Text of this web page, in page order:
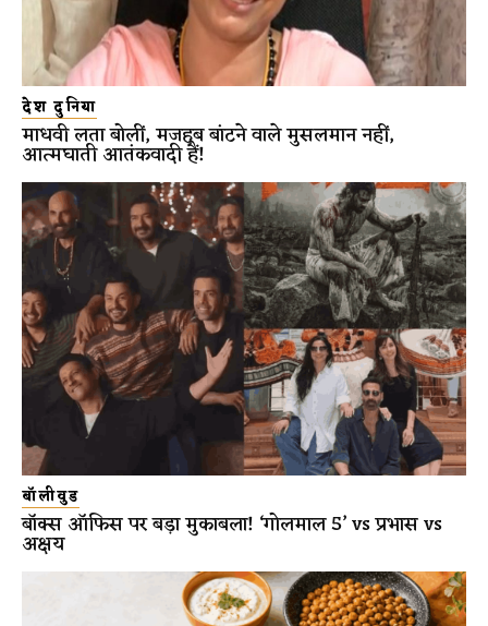
देश दुनिया
माधवी लता बोलीं, मजहब बांटने वाले मुसलमान नहीं,
आत्मघाती आतंकवादी हैं!
बॉलीवुड
बॉक्स ऑफिस पर बड़ा मुकाबला! ‘गोलमाल 5’ vs प्रभास vs
अक्षय